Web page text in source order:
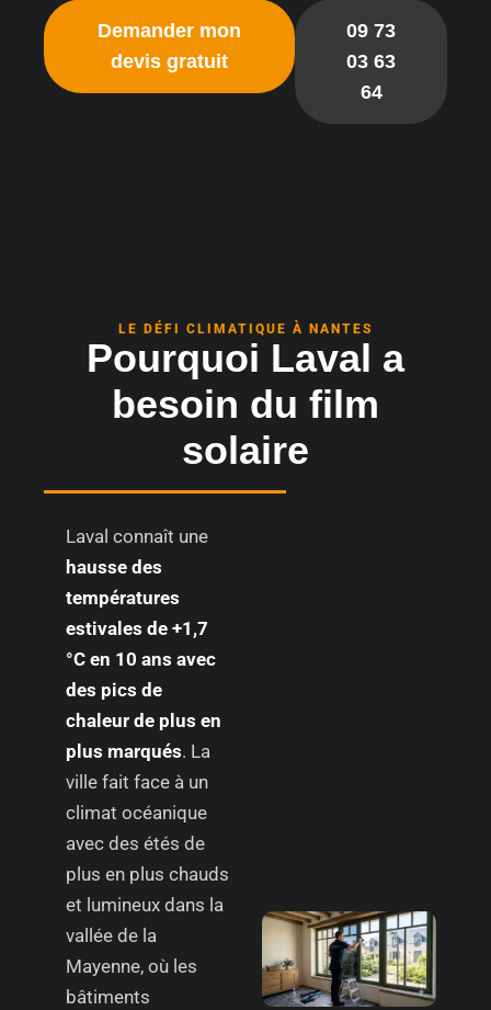
Demander mon
devis gratuit
09 73
03 63
64
LE DÉFI CLIMATIQUE À NANTES
Pourquoi Laval a
besoin du film
solaire
Laval connaît une
hausse des
températures
estivales de +1,7
°C en 10 ans avec
des pics de
chaleur de plus en
plus marqués. La
ville fait face à un
climat océanique
avec des étés de
plus en plus chauds
et lumineux dans la
vallée de la
Mayenne, où les
bâtiments